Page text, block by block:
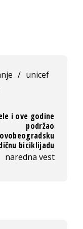
/ unicef
i ove godine
podržao
biciklijadu
naredna vest